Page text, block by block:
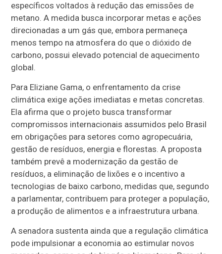
específicos voltados à redução das emissões de
metano. A medida busca incorporar metas e ações
direcionadas a um gás que, embora permaneça
menos tempo na atmosfera do que o dióxido de
carbono, possui elevado potencial de aquecimento
global.
Para Eliziane Gama, o enfrentamento da crise
climática exige ações imediatas e metas concretas.
Ela afirma que o projeto busca transformar
compromissos internacionais assumidos pelo Brasil
em obrigações para setores como agropecuária,
gestão de resíduos, energia e florestas. A proposta
também prevê a modernização da gestão de
resíduos, a eliminação de lixões e o incentivo a
tecnologias de baixo carbono, medidas que, segundo
a parlamentar, contribuem para proteger a população,
a produção de alimentos e a infraestrutura urbana.
A senadora sustenta ainda que a regulação climática
pode impulsionar a economia ao estimular novos